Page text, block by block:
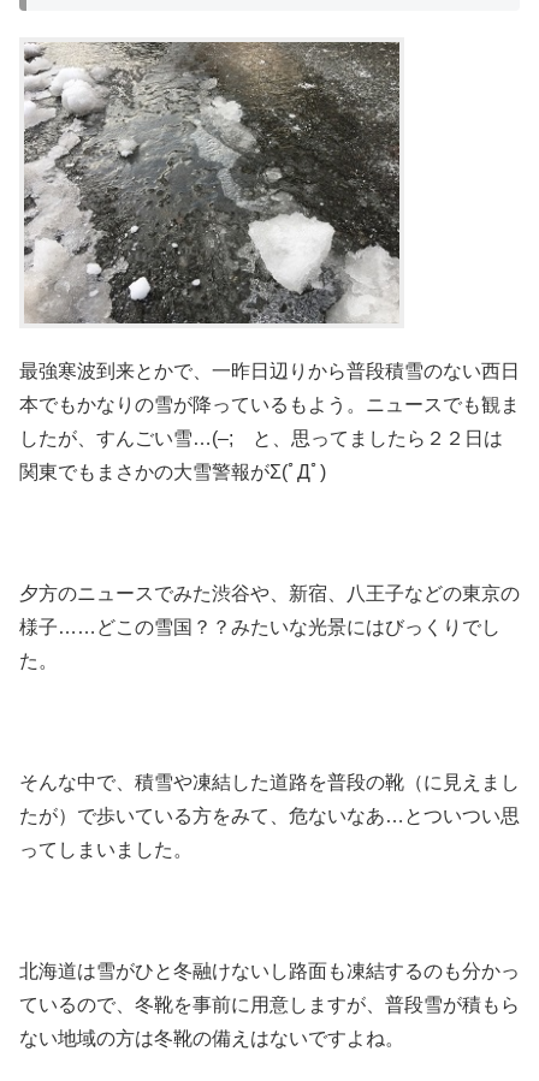
最強寒波到来とかで、一昨日辺りから普段積雪のない西日
本でもかなりの雪が降っているもよう。ニュースでも観ま
したが、すんごい雪…(–; と、思ってましたら２２日は
関東でもまさかの大雪警報がΣ(ﾟДﾟ)
夕方のニュースでみた渋谷や、新宿、八王子などの東京の
様子……どこの雪国？？みたいな光景にはびっくりでし
た。
そんな中で、積雪や凍結した道路を普段の靴（に見えまし
たが）で歩いている方をみて、危ないなあ…とついつい思
ってしまいました。
北海道は雪がひと冬融けないし路面も凍結するのも分かっ
ているので、冬靴を事前に用意しますが、普段雪が積もら
ない地域の方は冬靴の備えはないですよね。